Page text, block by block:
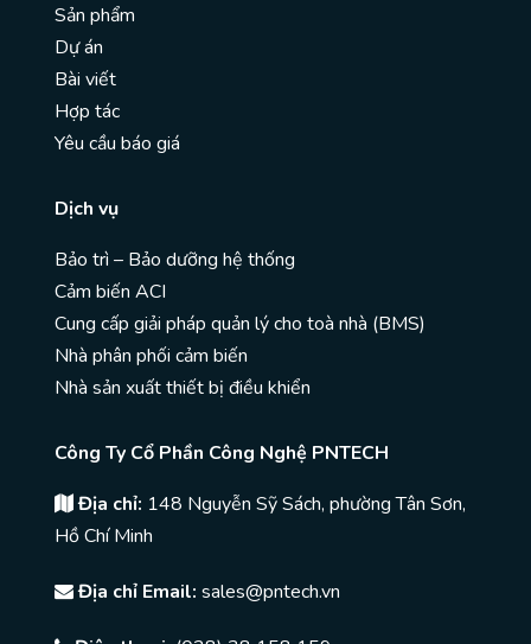
Sản phẩm
Dự án
Bài viết
Hợp tác
Yêu cầu báo giá
Dịch vụ
Bảo trì – Bảo dưỡng hệ thống
Cảm biến ACI
Cung cấp giải pháp quản lý cho toà nhà (BMS)
Nhà phân phối cảm biến
Nhà sản xuất thiết bị điều khiển
Công Ty Cổ Phần Công Nghệ PNTECH
Địa chỉ: 148 Nguyễn Sỹ Sách, phường Tân Sơn,
Hồ Chí Minh
Địa chỉ Email: sales@pntech.vn